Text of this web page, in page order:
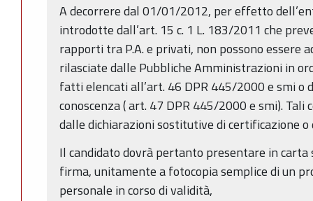
A decorrere dal 01/01/2012, per effetto
introdotte dall’art. 15 c. 1 L. 183/2011 che
rapporti tra P.A. e privati, non possono essere
rilasciate dalle Pubbliche Amministrazioni in
fatti elencati all’art. 46 DPR 445/2000 e smi o
conoscenza ( art. 47 DPR 445/2000 e smi).
dalle dichiarazioni sostitutive di certificazione
Il candidato dovrà pertanto presentare in carta
firma, unitamente a fotocopia semplice di un
personale in corso di validità,